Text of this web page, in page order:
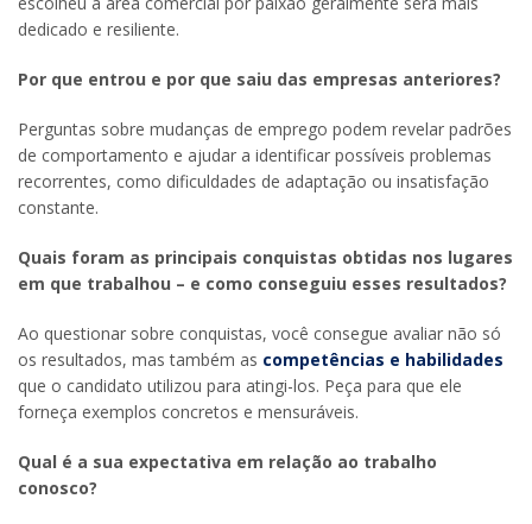
dedicado e resiliente.
Por que entrou e por que saiu das empresas anteriores?
Perguntas sobre mudanças de emprego podem revelar padrões
de comportamento e ajudar a identificar possíveis problemas
recorrentes, como dificuldades de adaptação ou insatisfação
constante.
Quais foram as principais conquistas obtidas nos lugares
em que trabalhou – e como conseguiu esses resultados?
Ao questionar sobre conquistas, você consegue avaliar não só
os resultados, mas também as competências e habilidades
que o candidato utilizou para atingi-los. Peça para que ele
forneça exemplos concretos e mensuráveis.
Qual é a sua expectativa em relação ao trabalho
conosco?